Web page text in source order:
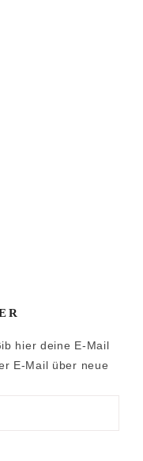
hier deine E-Mail
E-Mail über neue